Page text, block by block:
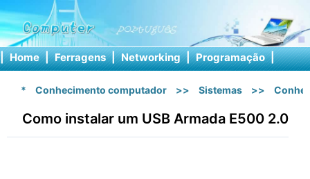
| Home | Ferragens | Networking | Programação |
* Conhecimento computador >> Sistemas >>
Como instalar um USB Armada E500 2.0